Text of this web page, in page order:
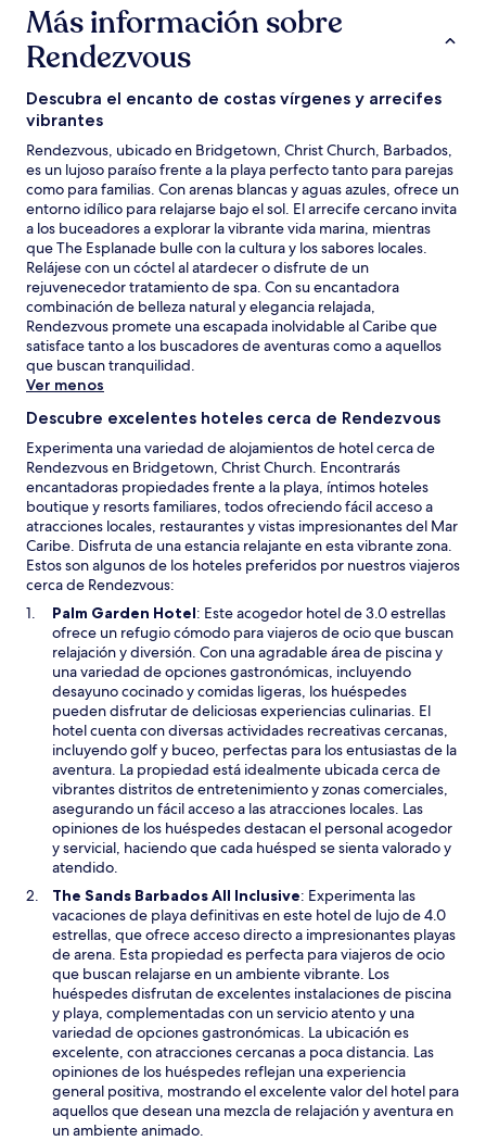
Más información sobre
Rendezvous
Descubra el encanto de costas vírgenes y arrecifes
vibrantes
Rendezvous, ubicado en Bridgetown, Christ Church, Barbados,
es un lujoso paraíso frente a la playa perfecto tanto para parejas
como para familias. Con arenas blancas y aguas azules, ofrece un
entorno idílico para relajarse bajo el sol. El arrecife cercano invita
a los buceadores a explorar la vibrante vida marina, mientras
que The Esplanade bulle con la cultura y los sabores locales.
Relájese con un cóctel al atardecer o disfrute de un
rejuvenecedor tratamiento de spa. Con su encantadora
combinación de belleza natural y elegancia relajada,
Rendezvous promete una escapada inolvidable al Caribe que
satisface tanto a los buscadores de aventuras como a aquellos
que buscan tranquilidad.
Ver menos
Descubre excelentes hoteles cerca de Rendezvous
Experimenta una variedad de alojamientos de hotel cerca de
Rendezvous en Bridgetown, Christ Church. Encontrarás
encantadoras propiedades frente a la playa, íntimos hoteles
boutique y resorts familiares, todos ofreciendo fácil acceso a
atracciones locales, restaurantes y vistas impresionantes del Mar
Caribe. Disfruta de una estancia relajante en esta vibrante zona.
Estos son algunos de los hoteles preferidos por nuestros viajeros
cerca de Rendezvous:
Palm Garden HotelS
e
a
b
r
i
r
á
e
n
u
n
a
e
v
a
v
e
n
t
a
n
a
: Este acogedor hotel de 3.0 estrellas
ofrece un refugio cómodo para viajeros de ocio que buscan
relajación y diversión. Con una agradable área de piscina y
una variedad de opciones gastronómicas, incluyendo
desayuno cocinado y comidas ligeras, los huéspedes
pueden disfrutar de deliciosas experiencias culinarias. El
hotel cuenta con diversas actividades recreativas cercanas,
incluyendo golf y buceo, perfectas para los entusiastas de la
aventura. La propiedad está idealmente ubicada cerca de
vibrantes distritos de entretenimiento y zonas comerciales,
asegurando un fácil acceso a las atracciones locales. Las
opiniones de los huéspedes destacan el personal acogedor
y servicial, haciendo que cada huésped se sienta valorado y
atendido.
The Sands Barbados All InclusiveS
e
a
b
r
i
r
á
e
n
u
n
: Experimenta las
vacaciones de playa definitivas en este hotel de lujo de 4.0
estrellas, que ofrece acceso directo a impresionantes playas
de arena. Esta propiedad es perfecta para viajeros de ocio
que buscan relajarse en un ambiente vibrante. Los
huéspedes disfrutan de excelentes instalaciones de piscina
y playa, complementadas con un servicio atento y una
variedad de opciones gastronómicas. La ubicación es
excelente, con atracciones cercanas a poca distancia. Las
opiniones de los huéspedes reflejan una experiencia
general positiva, mostrando el excelente valor del hotel para
aquellos que desean una mezcla de relajación y aventura en
un ambiente animado.